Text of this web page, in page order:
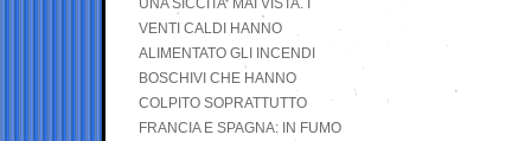
UNA SICCITA’ MAI VISTA. I
VENTI CALDI HANNO
ALIMENTATO GLI INCENDI
BOSCHIVI CHE HANNO
COLPITO SOPRATTUTTO
FRANCIA E SPAGNA: IN FUMO